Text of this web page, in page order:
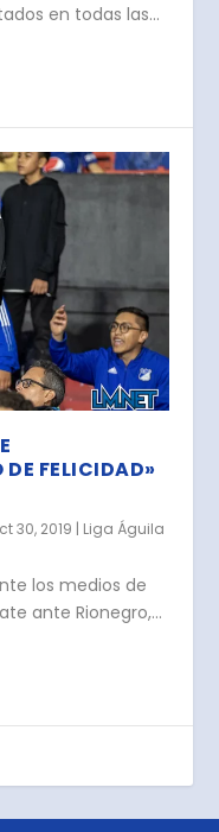
en todas las...
FELICIDAD»
30, 2019 | Liga Águila
los medios de
ante Rionegro,...